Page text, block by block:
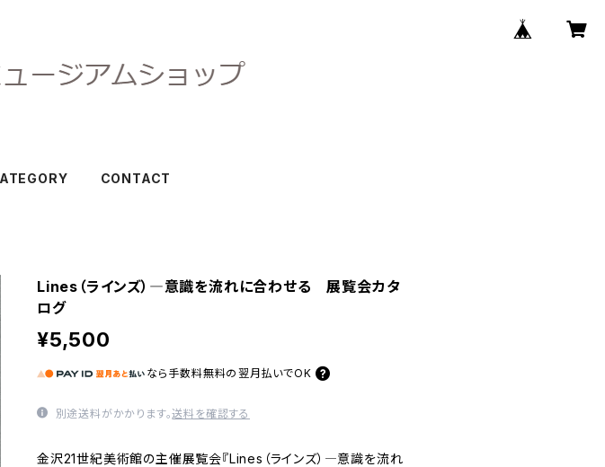
CONTACT
Lines（ラインズ）―意識を流れに合わせる 展覧会カタ
ログ
¥5,500
なら 手数料無料の 翌月払いでOK
別途送料がかかります。送料を確認する
金沢21世紀美術館の主催展覧会『Lines（ラインズ）―意識を流れ